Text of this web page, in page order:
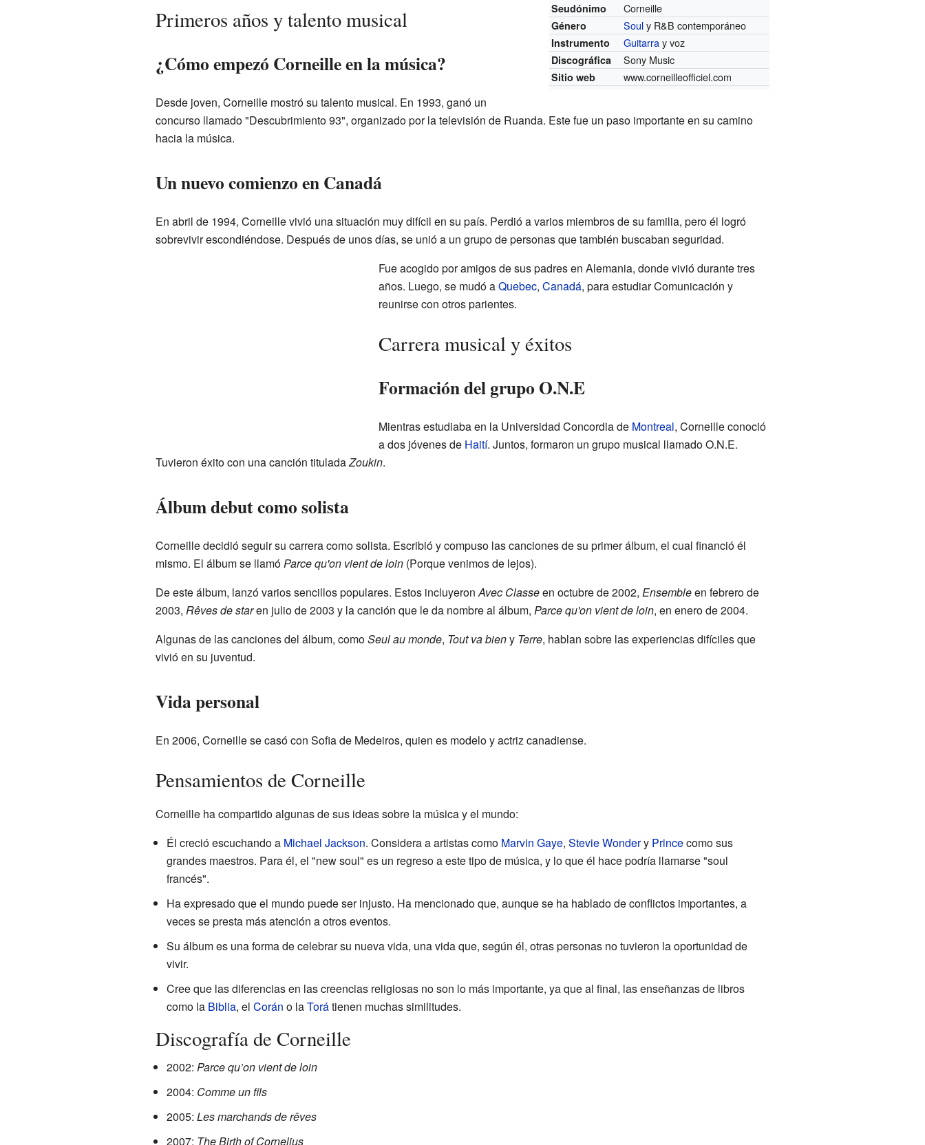
Seudónimo Corneille
Género Souly R&B contemporáneo
Instrumento Guitarray voz
Discográfica Sony Music
Sitio web www.corneilleofficiel.com
Primeros años y talento musical
¿Cómo empezó Corneille en la música?
Desde joven, Corneille mostró su talento musical. En 1993, ganó un
concurso llamado "Descubrimiento 93", organizado por la televisión de Ruanda. Este fue un paso importante en su camino
hacia la música.
Un nuevo comienzo en Canadá
En abril de 1994, Corneille vivió una situación muy difícil en su país. Perdió a varios miembros de su familia, pero él logró
sobrevivir escondiéndose. Después de unos días, se unió a un grupo de personas que también buscaban seguridad.
Fue acogido por amigos de sus padres en Alemania, donde vivió durante tres
años. Luego, se mudó aQuebec, Canadá, para estudiar Comunicación y
reunirse con otros parientes.
Carrera musical y éxitos
Formación del grupo O.N.E
Mientras estudiaba en la Universidad Concordia de Montreal, Corneille conoció
a dos jóvenes de Haití. Juntos, formaron un grupo musical llamado O.N.E.
Tuvieron éxito con una canción tituladaZoukin.
Álbum debut como solista
Corneille decidió seguir su carrera como solista. Escribió y compuso las canciones de su primer álbum, el cual financió él
mismo. El álbum se llamóParce qu'on vient de loin(Porque venimos de lejos).
De este álbum, lanzó varios sencillos populares. Estos incluyeronAvec Classeen octubre de 2002, Ensembleen febrero de
2003, Rêves de staren julio de 2003 y la canción que le da nombre al álbum, Parce qu'on vient de loin, en enero de 2004.
Algunas de las canciones del álbum, comoSeul au monde, Tout va bieny Terre, hablan sobre las experiencias difíciles que
vivió en su juventud.
Vida personal
En 2006, Corneille se casó con Sofia de Medeiros, quien es modelo y actriz canadiense.
Pensamientos de Corneille
Corneille ha compartido algunas de sus ideas sobre la música y el mundo:
Él creció escuchando a Michael Jackson. Considera a artistas como Marvin Gaye, Stevie Wondery Princecomo sus
grandes maestros. Para él, el "new soul" es un regreso a este tipo de música, y lo que él hace podría llamarse "soul
francés".
Ha expresado que el mundo puede ser injusto. Ha mencionado que, aunque se ha hablado de conflictos importantes, a
veces se presta más atención a otros eventos.
Su álbum es una forma de celebrar su nueva vida, una vida que, según él, otras personas no tuvieron la oportunidad de
vivir.
Cree que las diferencias en las creencias religiosas no son lo más importante, ya que al final, las enseñanzas de libros
como la Biblia, el Corán o laTorátienen muchas similitudes.
Discografía de Corneille
2002: Parce qu’on vient de loin
2004: Comme un fils
2005: Les marchands de rêves
2007: The Birth of Cornelius